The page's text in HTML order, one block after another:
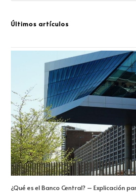
Últimos artículos
¿Qué es el Banco Central? – Explicación